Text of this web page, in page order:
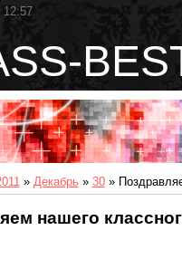
12:57
» Декабрь » 30»
нашего